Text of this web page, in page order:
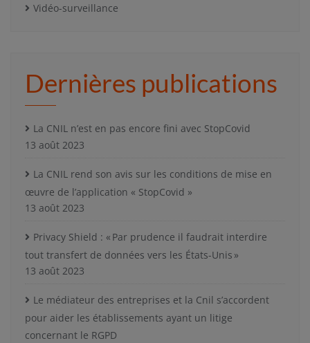
Vidéo-surveillance
Dernières publications
La CNIL n’est en pas encore fini avec StopCovid
13 août 2023
La CNIL rend son avis sur les conditions de mise en
œuvre de l’application « StopCovid »
13 août 2023
Privacy Shield : « Par prudence il faudrait interdire
tout transfert de données vers les États-Unis »
13 août 2023
Le médiateur des entreprises et la Cnil s’accordent
pour aider les établissements ayant un litige
concernant le RGPD